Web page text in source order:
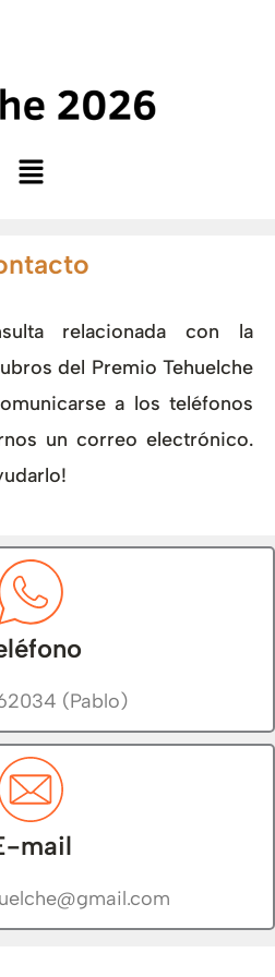
Menu
relacionada con la
del Premio Tehuelche
a los teléfonos
un correo electrónico.
(Pablo)
mail